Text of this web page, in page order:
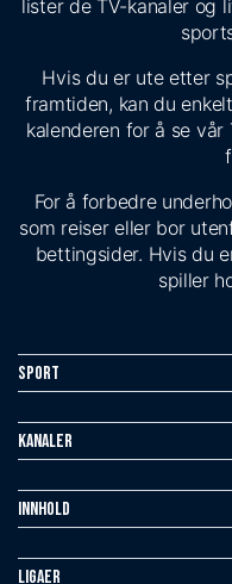
lister de TV-kanaler og
Hvis du er ute etter
framtiden, kan du
kalenderen for å se
For å forbedre
som reiser eller bor
bettingsider. Hvis du
spiller
Sport
Kanaler
Innhold
Ligaer